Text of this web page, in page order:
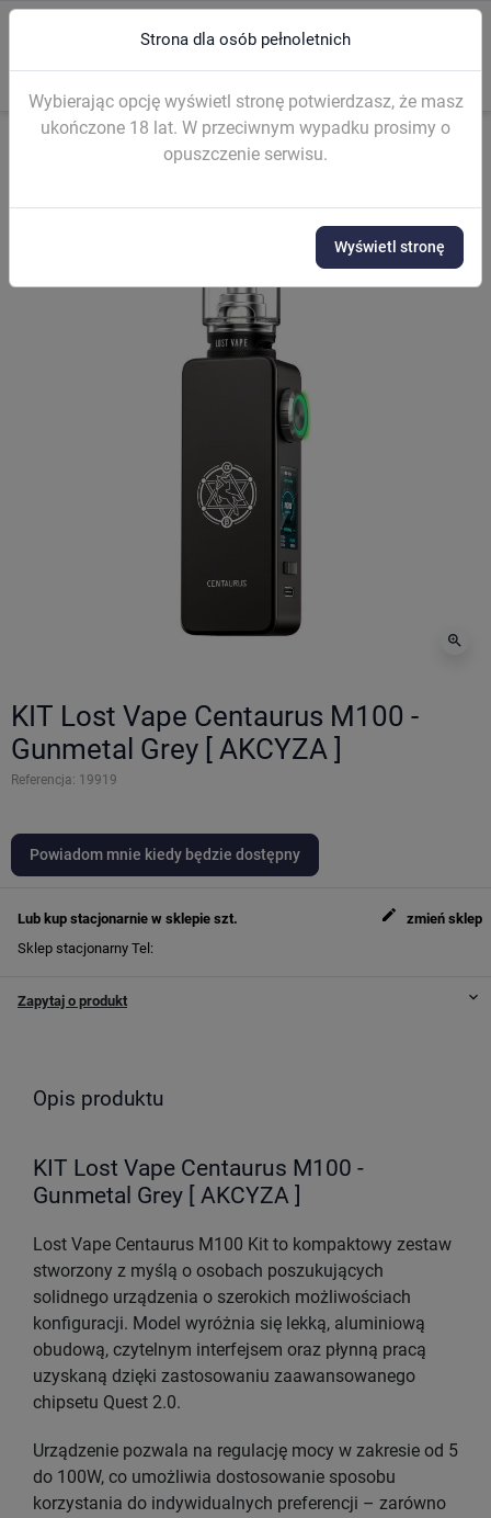
E-PAPIEROSY Zestawy (mod kit)
zoom_in
KIT Lost Vape Centaurus M100 -
Gunmetal Grey [ AKCYZA ]
Referencja: 19919
Powiadom mnie kiedy będzie dostępny
Lub kup stacjonarnie w sklepie szt. edit
zmień sklep
Sklep stacjonarny Tel:
Zapytaj o produkt keyboard_arrow_down
Opis produktu
KIT Lost Vape Centaurus M100 -
Gunmetal Grey [ AKCYZA ]
Lost Vape Centaurus M100 Kit to kompaktowy zestaw
stworzony z myślą o osobach poszukujących
solidnego urządzenia o szerokich możliwościach
konfiguracji. Model wyróżnia się lekką, aluminiową
obudową, czytelnym interfejsem oraz płynną pracą
uzyskaną dzięki zastosowaniu zaawansowanego
chipsetu Quest 2.0.
Urządzenie pozwala na regulację mocy w zakresie od 5
do 100W, co umożliwia dostosowanie sposobu
korzystania do indywidualnych preferencji – zarówno
Strona dla osób pełnoletnich
Wybierając opcję wyświetl stronę potwierdzasz, że masz
ukończone 18 lat. W przeciwnym wypadku prosimy o
opuszczenie serwisu.
Wyświetl stronę